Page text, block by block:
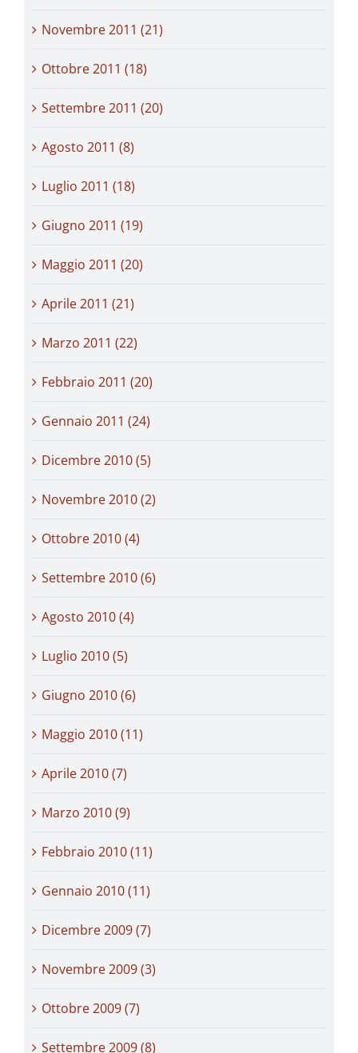
Novembre 2011 (21)
Ottobre 2011 (18)
Settembre 2011 (20)
Agosto 2011 (8)
Luglio 2011 (18)
Giugno 2011 (19)
Maggio 2011 (20)
Aprile 2011 (21)
Marzo 2011 (22)
Febbraio 2011 (20)
Gennaio 2011 (24)
Dicembre 2010 (5)
Novembre 2010 (2)
Ottobre 2010 (4)
Settembre 2010 (6)
Agosto 2010 (4)
Luglio 2010 (5)
Giugno 2010 (6)
Maggio 2010 (11)
Aprile 2010 (7)
Marzo 2010 (9)
Febbraio 2010 (11)
Gennaio 2010 (11)
Dicembre 2009 (7)
Novembre 2009 (3)
Ottobre 2009 (7)
Settembre 2009 (8)